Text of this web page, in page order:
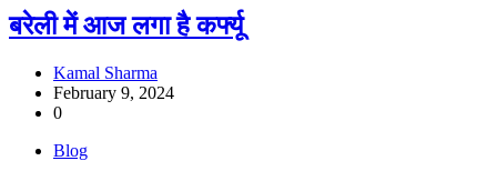
बरेली में आज लगा है कर्फ्यू
Kamal Sharma
February 9, 2024
0
Blog